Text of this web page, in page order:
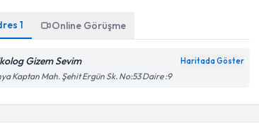
1 Online Görüşme
Gizem Sevim Haritada Göster
Kaptan Mah. Şehit Ergün Sk. No:53 Daire :9